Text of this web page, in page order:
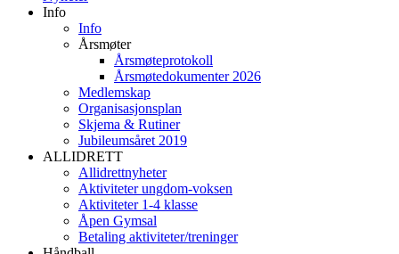
Info
Info
Årsmøter
Årsmøteprotokoll
Årsmøtedokumenter 2026
Medlemskap
Organisasjonsplan
Skjema & Rutiner
Jubileumsåret 2019
ALLIDRETT
Allidrettnyheter
Aktiviteter ungdom-voksen
Aktiviteter 1-4 klasse
Åpen Gymsal
Betaling aktiviteter/treninger